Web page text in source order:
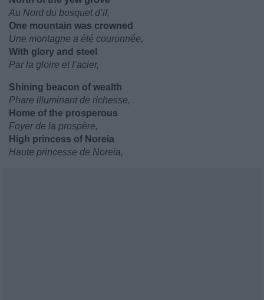
Au Nord du bosquet d’if,
One mountain was crowned
Une montagne a été couronnée,
With glory and steel
Par la gloire et l’acier,
Shining beacon of wealth
Phare illuminant de richesse,
Home of the prosperous
Foyer de la prospère,
High princess of Noreia
Haute princesse de Noreia,